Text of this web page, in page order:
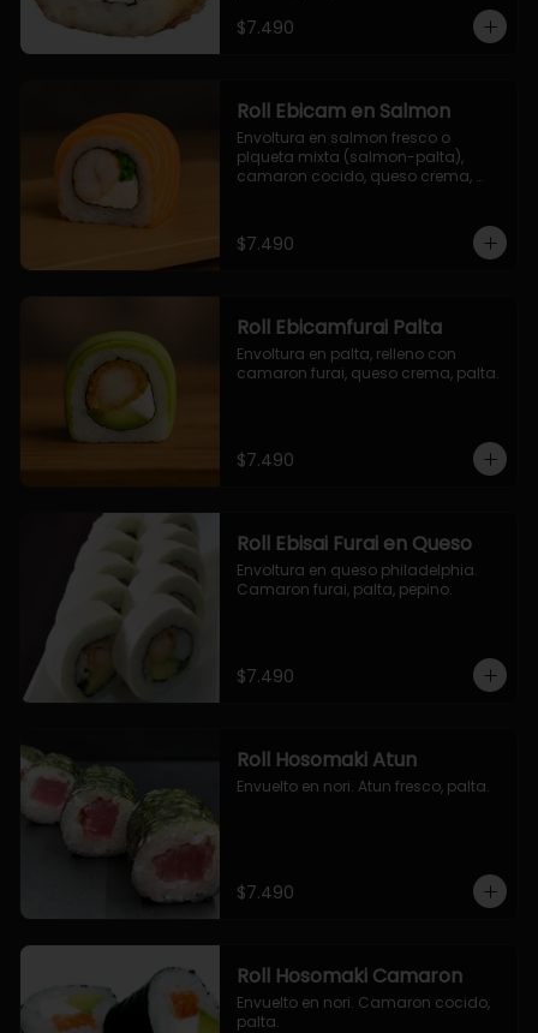
$7.490
Roll Ebicam en Salmon
Envoltura en salmon fresco o
plqueta mixta (salmon-palta),
camaron cocido, queso crema,
$7.490
Roll Ebicamfurai Palta
Envoltura en palta, relleno con
camaron furai, queso crema, palta.
$7.490
Roll Ebisai Furai en Queso
Envoltura en queso philadelphia.
Camaron furai, palta, pepino.
$7.490
Roll Hosomaki Atun
Envuelto en nori. Atun fresco, palta.
$7.490
Roll Hosomaki Camaron
Envuelto en nori. Camaron cocido,
palta.